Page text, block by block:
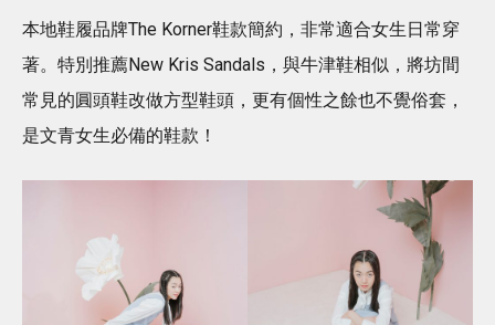
本地鞋履品牌The Korner鞋款簡約，非常適合女生日常穿
著。特別推薦New Kris Sandals，與牛津鞋相似，將坊間
常見的圓頭鞋改做方型鞋頭，更有個性之餘也不覺俗套，
是文青女生必備的鞋款！